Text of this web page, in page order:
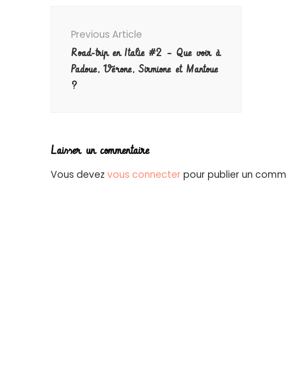
Navigation
Previous Article
Road-trip en Italie #2 – Que voir à
Padoue, Vérone, Sirmione et Mantoue
?
Laisser un commentaire
Vous devez vous connecter pour publier un